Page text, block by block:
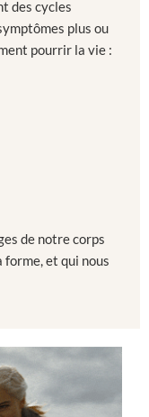
des cycles
plus ou
pourrir la vie :
de notre corps
forme, et qui nous